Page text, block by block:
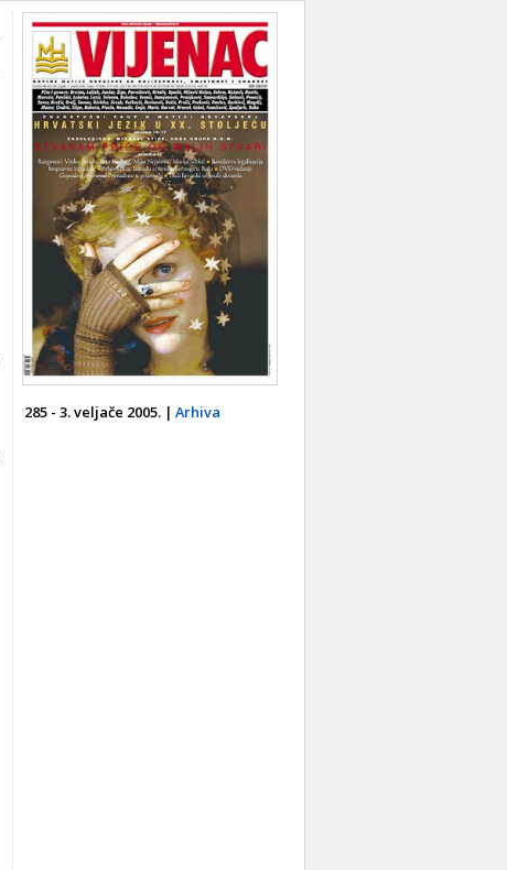
285 - 3. veljače 2005. | Arhiva